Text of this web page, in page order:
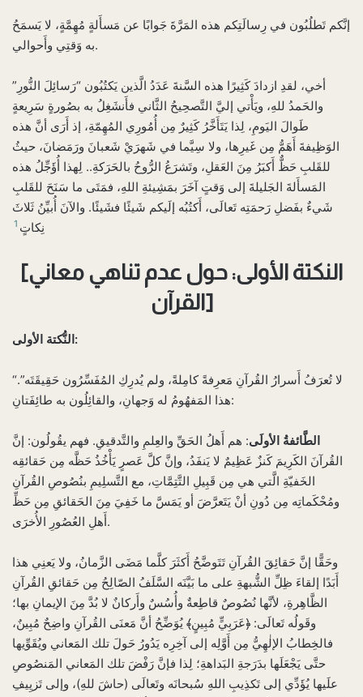
إنَّكم تَطلُبُون في رِسالَتِكم هذه المَرَّةَ جَوابًا عن مَسأَلةٍ مُهِمَّةٍ، لا يَسمَحُ
به وَقتِي وأَحوالي.
أخي، لقدِ ازدادَ كَثِيرًا هذه السَّنةَ عَدَدُ الَّذين يَكتُبُون “رَسائِلَ النُّورِ”
والحَمدُ للهِ، ويَأْتي إليَّ التَّصحِيحُ الثَّاني فأَنشَغِلُ به بصُورةٍ سَرِيعةٍ
طَوالَ اليَومِ، لِذا يَتَأَخَّرُ كَثِيرٌ مِن أُمُورِي المُهِمّةِ، إذ أَرَى أنَّ هذه
الوَظِيفةَ أَهَمُّ مِن غَيرِها، ولا سِيَّما في شَهرَيْ شَعبانَ ورَمَضانَ، حيثُ
للقَلبِ حَظٌّ أَكبَرُ مِنَ العَقلِ، وتَشرَعُ الرُّوحُ بالحَرَكةِ.. لِهذا أُؤَجِّلُ هذه
المَسأَلةَ الجَليلةَ إلى وَقتٍ آخَرَ بمَشِيئةِ اللهِ، فمَتَى ما سَنَحَ للقَلبِ
شَيءٌ بفَضلِ رَحمَتِه تَعالَى، أَكتُبُه إلَيكم شَيئًا فشَيئًا. والآنَ أُبيِّنُ ثَلاثَ
نِكاتٍ 1
[النكتة الأولى: حول عدم تناهي معاني
القرآن]
النُّكتة الأولى:
“لا تُعرَفُ أَسرارُ القُرآنِ مَعرِفةً كامِلةً، ولم يُدرِكِ المُفَسِّرُون حَقِيقَتَه”.
هذا المَفهُومُ له وَجهانِ، والقائِلُون به طائِفَتانِ:
الطَّائفةُ الأولَى: هم أَهلُ الحَقِّ والعِلمِ والتَّدقيقِ. فهم يقُولُون: إنَّ
القُرآنَ الكَرِيمَ كَنزٌ عَظِيمٌ لا يَنفَدُ، وإنَّ كلَّ عَصرٍ يَأْخُذُ حَظَّه مِن حَقائقِه
الخَفيّةِ الَّتي هي مِن قَبِيلِ التَّتِمَّاتِ، مع التَّسلِيمِ بنُصُوصِ القُرآنِ
ومُحْكَماتِه مِن دُونِ أنْ يَتَعرَّضَ أو يَمَسَّ ما خَفِيَ مِنَ الحَقائقِ مِن حَظِّ
أَهلِ العُصُورِ الأُخرَى.
وحَقًّا إنَّ حَقائِقَ القُرآنِ تَتَوضَّحُ أَكثَرَ كلَّما مَضَى الزَّمانُ، ولا يَعنِي هذا
أَبَدًا إلقاءَ ظِلِّ الشُّبهةِ على ما بَيَّنَه السَّلَفُ الصّالِحُ مِن حَقائقِ القُرآنِ
الظَّاهِرةِ، لأنَّها نُصُوصٌ قاطِعةٌ وأُسُسٌ وأَركانٌ لا بُدَّ مِنَ الإيمانِ بها؛
وقَولُه تَعالَى: ﴿عَرَبِيٍّ مُبِينٍ﴾ يُوَضِّحُ أنَّ مَعنَى القُرآنِ واضِحٌ مُبِينٌ،
فالخِطابُ الإلٰهِيُّ مِن أَوَّلِه إلى آخِرِه يَدُورُ حَولَ تلك المَعاني ويُقَوِّيها
حتَّى يَجْعَلَها بدَرَجةِ البَداهةِ؛ لِذا فإنَّ رَفْضَ تلك المَعاني المَنصُوصِ
علَيها يُؤَدِّي إلى تَكذِيبِ اللهِ سُبحانَه وتَعالَى (حاشَ للهِ)، وإلى تَزيِيفِ